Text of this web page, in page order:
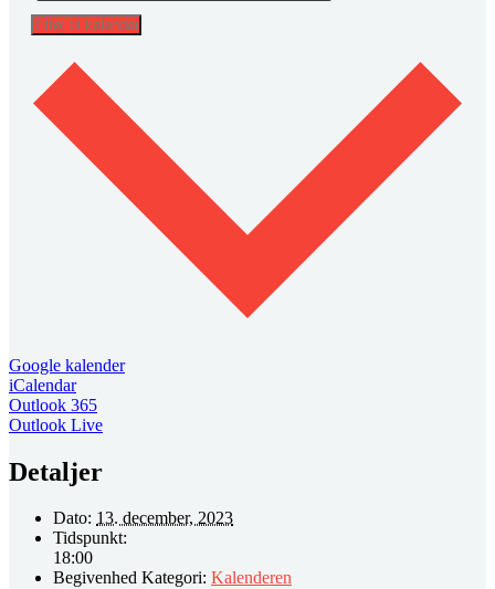
Tilføj til kalender
Google kalender
iCalendar
Outlook 365
Outlook Live
Detaljer
Dato: 13. december, 2023
Tidspunkt:
18:00
Begivenhed Kategori: Kalenderen